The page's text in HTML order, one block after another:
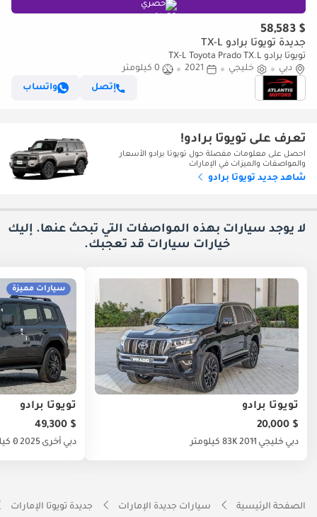
حصري
$ 58,583
جديدة تويوتا برادو TX-L
تويوتا برادو TX-L Toyota Prado TX.L
دبي
خليجي 2021
0 كيلومتر
إتصل
واتساب
تعرف على تويوتا برادو!
احصل على معلومات مفصلة حول تويوتا برادو الأسعار
والمواصفات والميزات في الإمارات
شاهد جديد تويوتا برادو
لا يوجد سيارات بهذه المواصفات التي تبحث عنها. إليك
خيارات سيارات قد تعجبك.
تويوتا برادو
$ 20,000
دبي خليجي 201183K كيلومتر
سيارات مميزة
تويوتا برادو
$ 49,300
دبي أخرى 20250 كيلومتر
الصفحة الرئيسية سيارات جديدة الإمارات جديدة تويوتا الإمارات